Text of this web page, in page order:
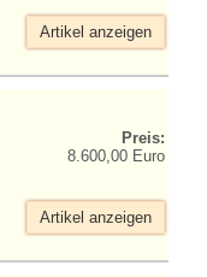
Artikel anzeigen
Preis:
8.600,00 Euro
Artikel anzeigen